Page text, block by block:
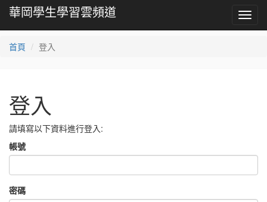
華岡學生學習雲頻道
首頁 登入
登入
請填寫以下資料進行登入:
帳號
密碼